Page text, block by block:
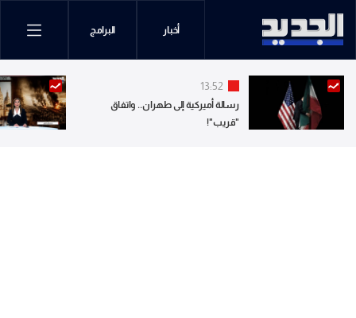
أخبار البرامج
13:52
رسالة أميركية إلى طهران.. واتفاق
"قريب"!